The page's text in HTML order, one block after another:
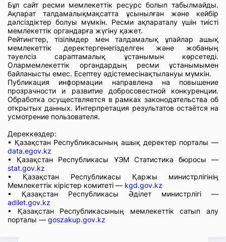
Бұл сайт ресми мемлекеттік ресурс болып табылмайды.
Ақпарат талдамалықмақсатта ұсынылған және кейбір
дәлсіздіктер болуы мүмкін. Ресми ақпараталу үшін тиісті
мемлекеттік органдарға жүгіну қажет.
Рейтингтер, тізілімдер мен талдамалық ұпайлар ашық
мемлекеттік деректергенегізделген және жобаның
тәуелсіз сараптамалық ұстанымын көрсетеді.
Олармемлекеттік органдардың ресми ұстанымымен
байланысты емес. Есептеу әдістемесінақтылануы мүмкін.
Публикация информации направлена на повышение
прозрачности и развитие добросовестной конкуренции.
Обработка осуществляется в рамках законодательства об
открытых данных. Интерпретация результатов остаётся на
усмотрение пользователя.
Дереккөздер:
• Қазақстан Республикасының ашық деректер порталы —
data.egov.kz
• Қазақстан Республикасы ҰЭМ Статистика бюросы —
stat.gov.kz
• Қазақстан Республикасы Қаржы министрлігінің
Мемлекеттік кірістер комитеті — kgd.gov.kz
• Қазақстан Республикасы Әділет министрлігі —
adilet.gov.kz
• Қазақстан Республикасының мемлекеттік сатып алу
порталы — goszakup.gov.kz